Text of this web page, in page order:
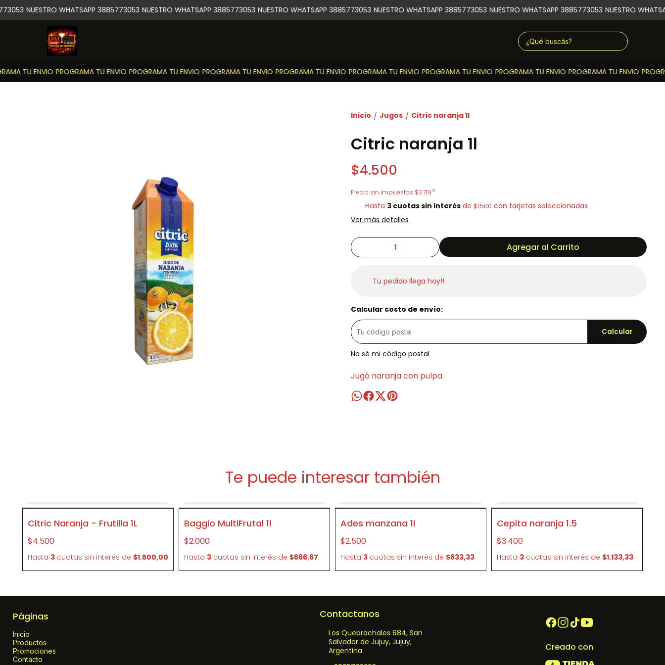
TU ENVIO PROGRAMA TU ENVIO PROGRAMA TU ENVIO PROGRAMA TU ENVIO PROGRAMA TU ENVIO PROGRAMA TU ENVIO PROGRAMA TU ENVIO PROGRAMA TU ENVIO PROGRAMA TU ENVIO
NUESTRO WHATSAPP 3885773053 NUESTRO WHATSAPP 3885773053 NUESTRO WHATSAPP 3885773053 NUESTRO WHATSAPP 3885773053 NUESTRO WHATSAPP 3885773053 NUESTRO
Inicio / Jugos / Citric naranja 1l
Citric naranja 1l
$4.500
Precio sin impuestos $3.71901
Hasta 3 cuotas sin interésde $1.500 con tarjetas seleccionadas
Ver más detalles
Agregar al Carrito
Tu pedido llega hoy!!
Calcular costo de envío:
Calcular
No sé mi código postal
Jugó naranja con pulpa
Te puede interesar también
P419
Citric Naranja - Frutilla 1L
$4.500
Hasta 3 cuotas sin interés de $1.500,00
Baggio MultiFrutal 1l
$2.000
Hasta 3 cuotas sin interés de $666,67
P95696
Ades manzana 1l
$2.500
Hasta 3 cuotas sin interés de $833,33
P447
Cepita naranja 1.5
$3.400
Hasta 3 cuotas sin interés de $1.133,33
Páginas
Inicio
Productos
Promociones
Contacto
Contactanos
Los Quebrachales 684, San
Salvador de Jujuy, Jujuy,
Argentina
Creado con